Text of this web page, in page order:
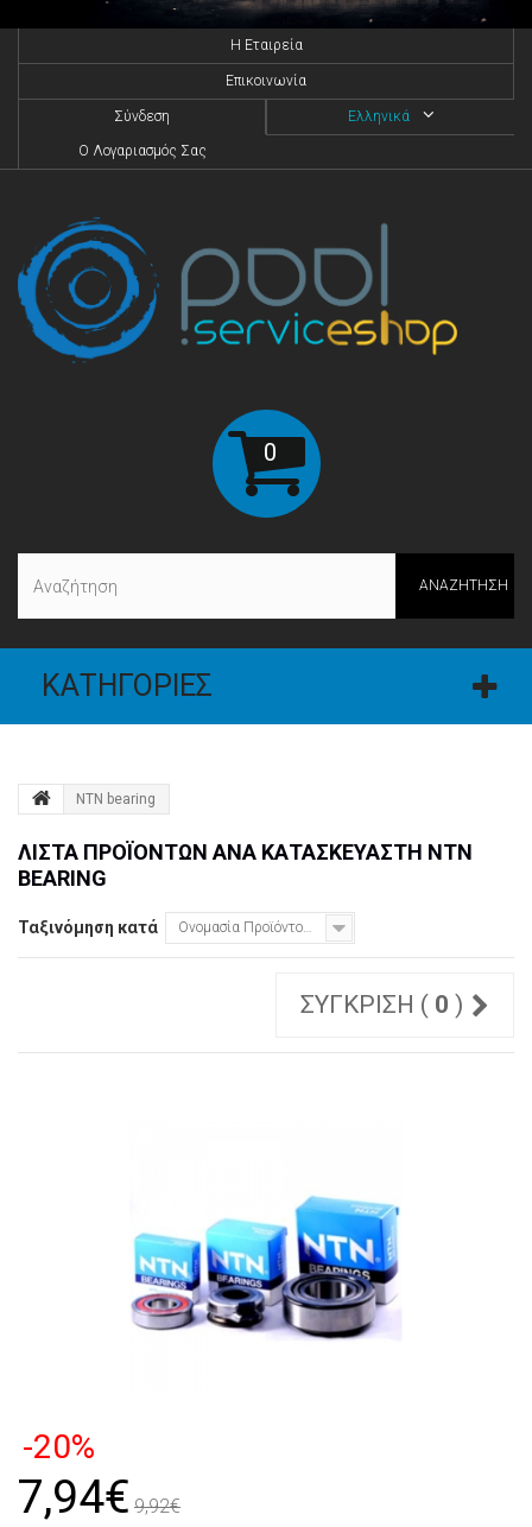
H Eταιρεία
Επικοινωνία
Ελληνικά
Σύνδεση
O Λογαριασμός Σας
0
ΑΝΑΖΉΤΗΣΗ
ΚΑΤΗΓΟΡΊΕΣ
NTN bearing
ΛΊΣΤΑ ΠΡΟΪΌΝΤΩΝ ΑΝΆ ΚΑΤΑΣΚΕΥΑΣΤΉ NTN
BEARING
Ταξινόμηση κατά Ονομασία Προϊόντος: Α έως το Ω
ΣΎΓΚΡΙΣΗ ( 0 )
-20%
7,94€ 9,92€